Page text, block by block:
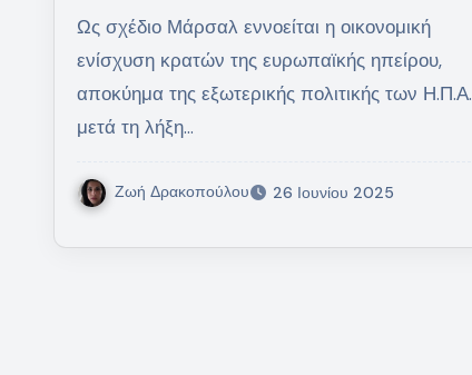
Ως σχέδιο Μάρσαλ εννοείται η οικονομική
ενίσχυση κρατών της ευρωπαϊκής ηπείρου,
αποκύημα της εξωτερικής πολιτικής των Η.Π.Α.
μετά τη λήξη…
Ζωή Δρακοπούλου 26 Ιουνίου 2025